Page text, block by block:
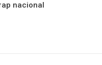
nacional